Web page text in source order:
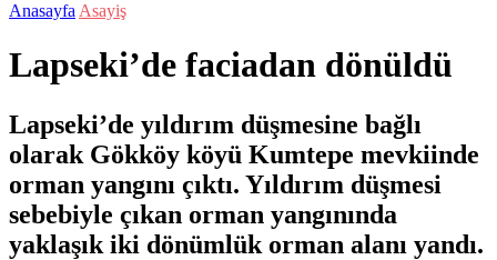
Anasayfa Asayiş
Lapseki’de faciadan dönüldü
Lapseki’de yıldırım düşmesine bağlı
olarak Gökköy köyü Kumtepe mevkiinde
orman yangını çıktı. Yıldırım düşmesi
sebebiyle çıkan orman yangınında
yaklaşık iki dönümlük orman alanı yandı.